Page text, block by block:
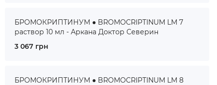
БРОМОКРИПТИНУМ ● BROMOCRIPTINUM LM 7
раствор 10 мл - Аркана Доктор Северин
3 067 грн
БРОМОКРИПТИНУМ ● BROMOCRIPTINUM LM 8